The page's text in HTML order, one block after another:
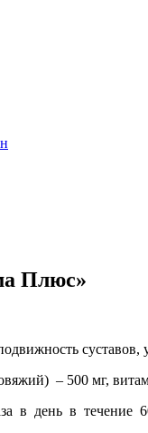
Плюс»
– 500 мг,
в день в течение